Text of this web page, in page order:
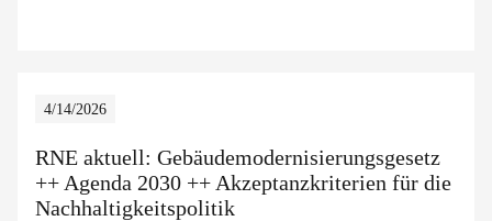
4/14/2026
RNE aktuell: Gebäudemodernisierungsgesetz
++ Agenda 2030 ++ Akzeptanzkriterien für die
Nachhaltigkeitspolitik